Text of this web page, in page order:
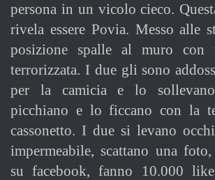
persona in un vicolo cieco.
rivela essere Povia. Messo alle
posizione spalle al muro con
terrorizzata. I due gli sono
per la camicia e lo
picchiano e lo ficcano con la
cassonetto. I due si levano
impermeabile, scattano una
su facebook, fanno 10.000